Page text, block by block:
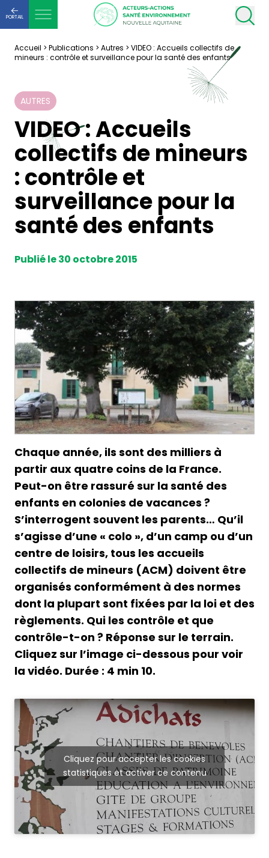
PORTAIL
Accueil > Publications > Autres > VIDEO : Accueils collectifs de
mineurs : contrôle et surveillance pour la santé des enfants
AUTRES
VIDEO : Accueils
collectifs de mineurs
: contrôle et
surveillance pour la
santé des enfants
Publié le 30 octobre 2015
Chaque année, ils sont des milliers à
partir aux quatre coins de la France.
Peut-on être rassuré sur la santé des
enfants en colonies de vacances ?
S’interrogent souvent les parents… Qu’il
s’agisse d’une « colo », d’un camp ou d’un
centre de loisirs, tous les accueils
collectifs de mineurs (ACM) doivent être
organisés conformément à des normes
dont la plupart sont fixées par la loi et des
règlements. Qui les contrôle et que
contrôle-t-on ? Réponse sur le terrain.
Cliquez sur l’image ci-dessous pour voir
la vidéo. Durée : 4 min 10.
Cliquez pour accepter les cookies
statistiques et activer ce contenu